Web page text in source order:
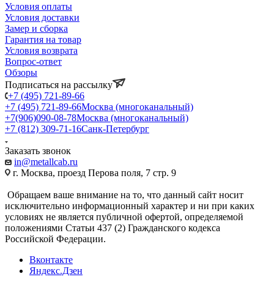
Условия оплаты
Условия доставки
Замер и сборка
Гарантия на товар
Условия возврата
Вопрос-ответ
Обзоры
Подписаться на рассылку
+7 (495) 721-89-66
+7 (495) 721-89-66Москва (многоканальный)
+7(906)090-08-78Москва (многоканальный)
+7 (812) 309-71-16Санк-Петербург
Заказать звонок
in@metallcab.ru
г. Москва, проезд Перова поля, 7 стр. 9
Обращаем ваше внимание на то, что данный сайт носит
исключительно информационный характер и ни при каких
условиях не является публичной офертой, определяемой
положениями Статьи 437 (2) Гражданского кодекса
Российской Федерации.
Вконтакте
Яндекс.Дзен